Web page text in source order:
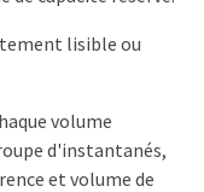
lisible ou
volume
d'instantanés,
et volume de